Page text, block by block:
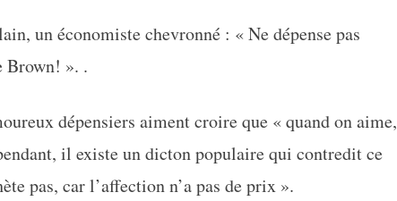
un économiste chevronné : « Ne dépense pas
Brown! ». .
dépensiers aiment croire que « quand on aime,
il existe un dicton populaire qui contredit ce
pas, car l’affection n’a pas de prix ».